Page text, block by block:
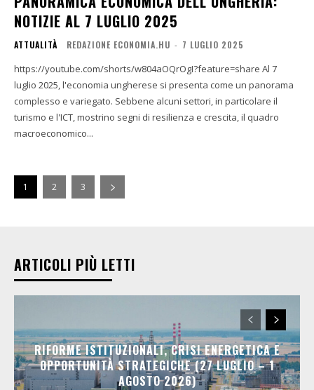
NOTIZIE AL 7 LUGLIO 2025
ATTUALITÀ REDAZIONE ECONOMIA.HU - 7 LUGLIO 2025
https://youtube.com/shorts/w804aOQrOgI?feature=share Al 7
luglio 2025, l'economia ungherese si presenta come un panorama
complesso e variegato. Sebbene alcuni settori, in particolare il
turismo e l'ICT, mostrino segni di resilienza e crescita, il quadro
macroeconomico...
1 2 3
ARTICOLI PIÙ LETTI
RIFORME ISTITUZIONALI, CRISI ENERGETICA E
OPPORTUNITÀ STRATEGICHE (27 LUGLIO – 1
AGOSTO 2026)